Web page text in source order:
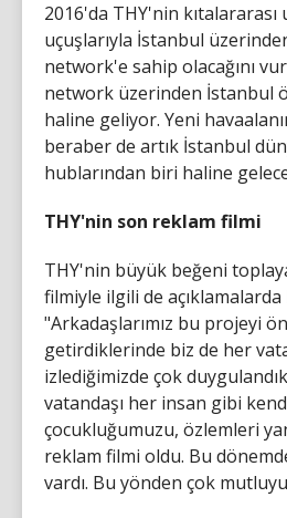
2016'da THY'nin kıtalararası
uçuşlarıyla İstanbul
network'e sahip olacağını
network üzerinden İstanbul
haline geliyor. Yeni
beraber de artık İstanbul
hublarından biri haline
THY'nin son reklam filmi
THY'nin büyük beğeni
filmiyle ilgili de
"Arkadaşlarımız bu projeyi
getirdiklerinde biz de her
izlediğimizde çok
vatandaşı her insan gibi
çocukluğumuzu, özlemleri
reklam filmi oldu. Bu
vardı. Bu yönden çok